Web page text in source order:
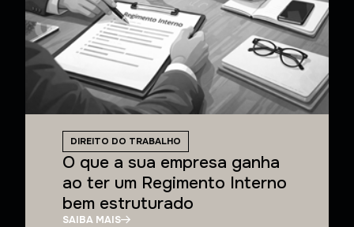
DIREITO DO TRABALHO
O que a sua empresa ganha
ao ter um Regimento Interno
bem estruturado
SAIBA MAIS